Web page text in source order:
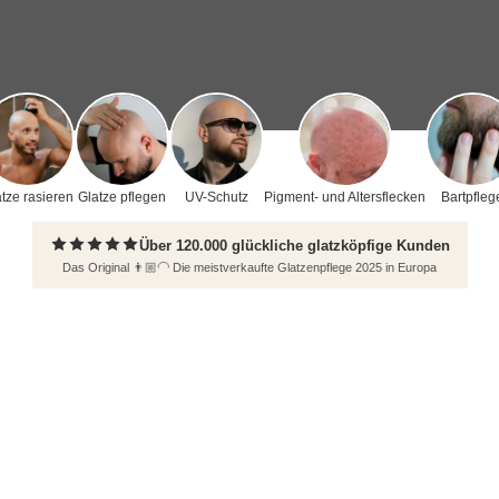
rasieren Glatze pflegen UV-Schutz Pigment- und Altersflecken
Über 120.000 glückliche glatzköpfige Kunden
Das Original 👨🏼‍🦲 Die meistverkaufte Glatzenpflege 2025 in Europa